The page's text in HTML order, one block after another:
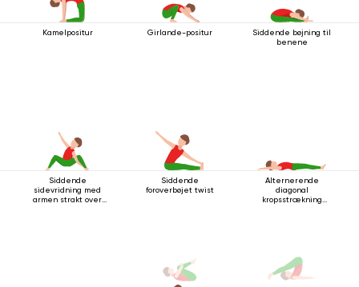
Kamelpositur Girlande-positur
Siddende bøjning til
benene
Siddende
sidevridning med
armen strakt over
Siddende
foroverbøjet twist
Alternerende
diagonal
kropsstrækning